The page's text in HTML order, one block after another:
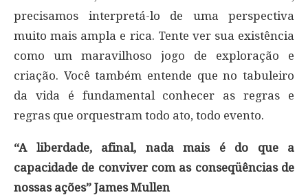
precisamos interpretá-lo de uma perspectiva
muito mais ampla e rica. Tente ver sua existência
como um maravilhoso jogo de exploração e
criação. Você também entende que no tabuleiro
da vida é fundamental conhecer as regras e
regras que orquestram todo ato, todo evento.
“A liberdade, afinal, nada mais é do que a
capacidade de conviver com as conseqüências de
nossas ações” James Mullen